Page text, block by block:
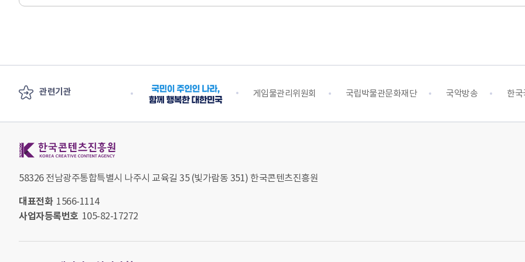
관련기관
전부 수출 플러스 지원단 게임물관리위원회 국립박물관문화재단 국악방송 한
58326 전남광주통합특별시 나주시 교육길 35 (빛가람동 351) 한국콘텐츠진흥원
대표전화 1566-1114
사업자등록번호 105-82-17272